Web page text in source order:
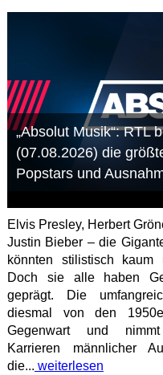
„Absolut Musik“: RTL
(07.08.2026) die
Popstars und
Elvis Presley, Herbert
Justin Bieber – die
könnten stilistisch kaum
Doch sie alle haben
geprägt. Die
diesmal von den
Gegenwart und
Karrieren männlicher
die... weiterlesen